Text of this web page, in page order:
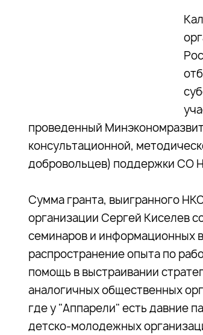
проведенный
консультационной,
добровольцев) поддержки СО
Сумма гранта, выигранного
организации Сергей Киселев
семинаров и информационных
распространение опыта по
помощь в выстраивании
аналогичных общественных
где у "Аппарели" есть давние
детско-молодежных